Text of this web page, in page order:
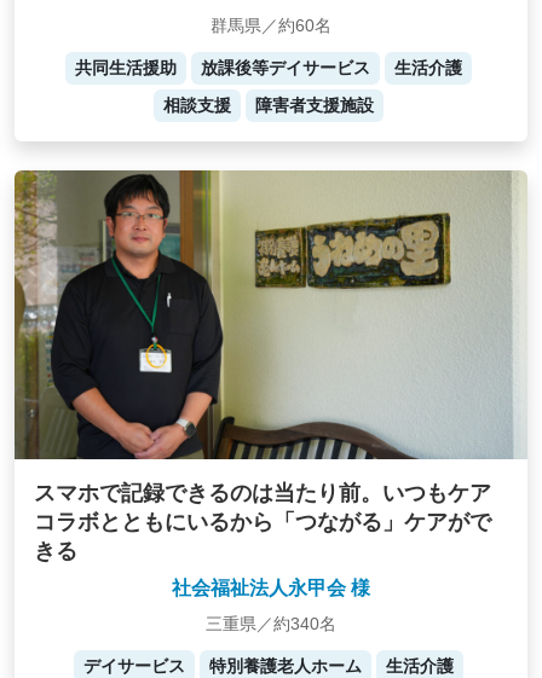
群馬県／約60名
共同生活援助 放課後等デイサービス
生活介護
相談支援
障害者支援施設
スマホで記録できるのは当たり前。いつもケア
コラボとともにいるから「つながる」ケアがで
きる
社会福祉法人永甲会 様
三重県／約340名
デイサービス 特別養護老人ホーム
生活介護